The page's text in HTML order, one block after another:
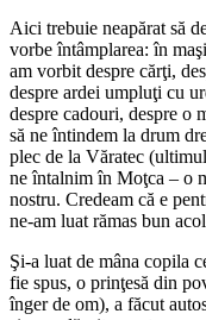
Aici trebuie neapărat să
vorbe întâmplarea: în
am vorbit despre cărţi,
despre ardei umpluţi cu
despre cadouri, despre o
să ne întindem la drum
plec de la Văratec
ne întalnim în Moţca – o
nostru. Credeam că e
ne-am luat rămas bun
Şi-a luat de mâna copila
fie spus, o prinţesă din
înger de om), a făcut